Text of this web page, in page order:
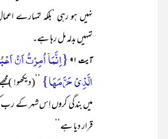
نہیں ہو رہی ‘بلکہ تمہارے
تمہیں بدلہ مل رہا ہے۔
آیت ۹۱
{اِنَّمَاۤ اُمِرۡتُ اَنۡ
الَّذِیۡ حَرَّمَہَا} ’’(دیکھو!
میں بندگی کروں اِس شہر کے
قرار دیا ہے‘‘